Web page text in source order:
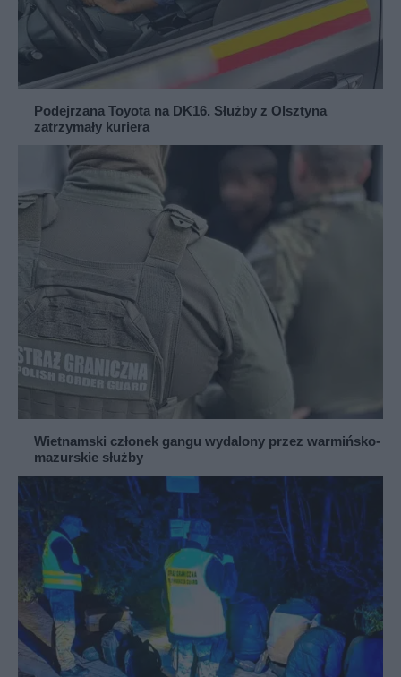
Podejrzana Toyota na DK16. Służby z Olsztyna
zatrzymały kuriera
Wietnamski członek gangu wydalony przez warmińsko-
mazurskie służby